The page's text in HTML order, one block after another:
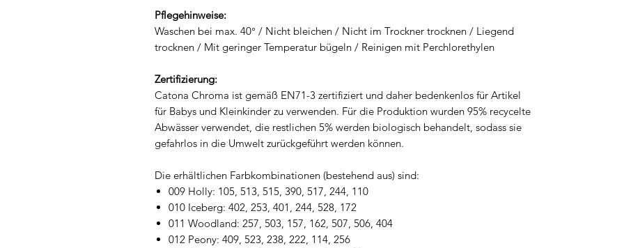
Pflegehinweise:
Waschen bei max. 40° / Nicht bleichen / Nicht im Trockner trocknen / Liegend
trocknen / Mit geringer Temperatur bügeln / Reinigen mit Perchlorethylen
Zertifizierung:
Catona Chroma ist gemäß EN71-3 zertifiziert und daher bedenkenlos für Artikel
für Babys und Kleinkinder zu verwenden. Für die Produktion wurden 95% recycelte
Abwässer verwendet, die restlichen 5% werden biologisch behandelt, sodass sie
gefahrlos in die Umwelt zurückgeführt werden können.
Die erhältlichen Farbkombinationen (bestehend aus) sind:
009 Holly: 105, 513, 515, 390, 517, 244, 110
010 Iceberg: 402, 253, 401, 244, 528, 172
011 Woodland: 257, 503, 157, 162, 507, 506, 404
012 Peony: 409, 523, 238, 222, 114, 256